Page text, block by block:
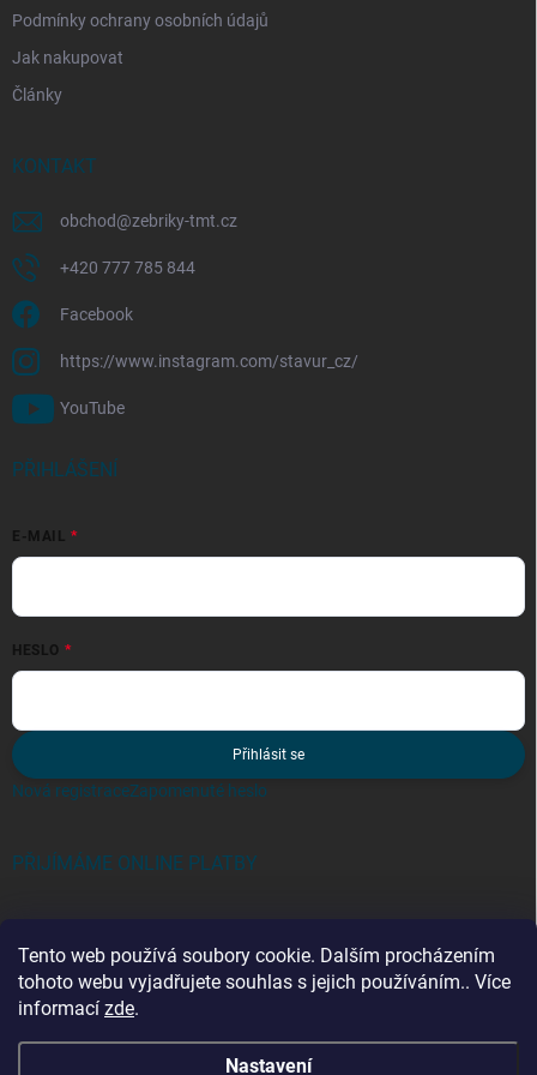
Tento web používá soubory cookie. Dalším procházením
tohoto webu vyjadřujete souhlas s jejich používáním.. Více
informací zde.
Nastavení
Podmínky ochrany osobních údajů
Jak nakupovat
Články
KONTAKT
obchod@zebriky-tmt.cz
+420 777 785 844
Facebook
https://www.instagram.com/stavur_cz/
YouTube
PŘIHLÁŠENÍ
E-MAIL
HESLO
Přihlásit se
Nová registraceZapomenuté heslo
PŘIJÍMÁME ONLINE PLATBY
Kategorie